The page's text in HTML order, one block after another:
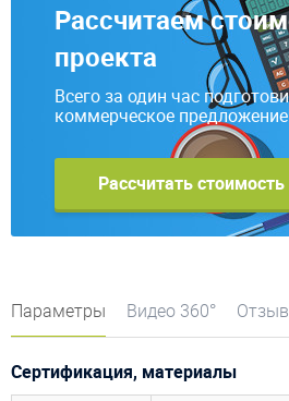
Рассчитаем
проекта
Всего за один час
коммерческое
Рассчитать стоимость
Параметры Видео 360°
Сертификация, материалы